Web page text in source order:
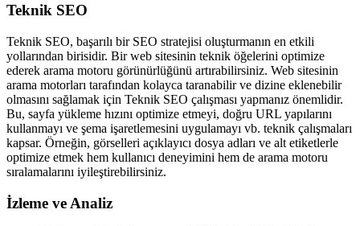
Teknik SEO
Teknik SEO, başarılı bir SEO stratejisi oluşturmanın en etkili
yollarından birisidir. Bir web sitesinin teknik öğelerini optimize
ederek arama motoru görünürlüğünü artırabilirsiniz. Web sitesinin
arama motorları tarafından kolayca taranabilir ve dizine eklenebilir
olmasını sağlamak için Teknik SEO çalışması yapmanız önemlidir.
Bu, sayfa yükleme hızını optimize etmeyi, doğru URL yapılarını
kullanmayı ve şema işaretlemesini uygulamayı vb. teknik çalışmaları
kapsar. Örneğin, görselleri açıklayıcı dosya adları ve alt etiketlerle
optimize etmek hem kullanıcı deneyimini hem de arama motoru
sıralamalarını iyileştirebilirsiniz.
İzleme ve Analiz